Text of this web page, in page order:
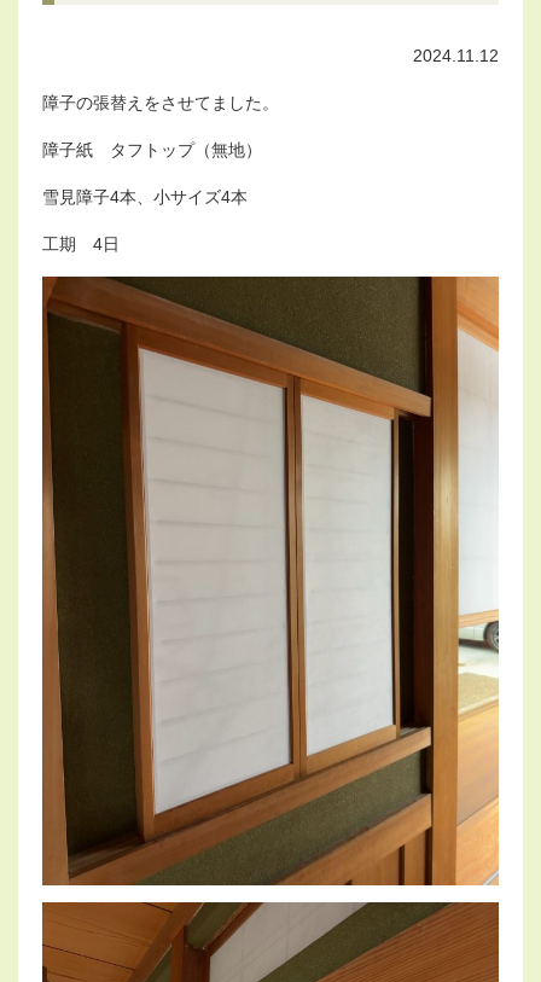
2024.11.12
障子の張替えをさせてました。
障子紙 タフトップ（無地）
雪見障子4本、小サイズ4本
工期 4日